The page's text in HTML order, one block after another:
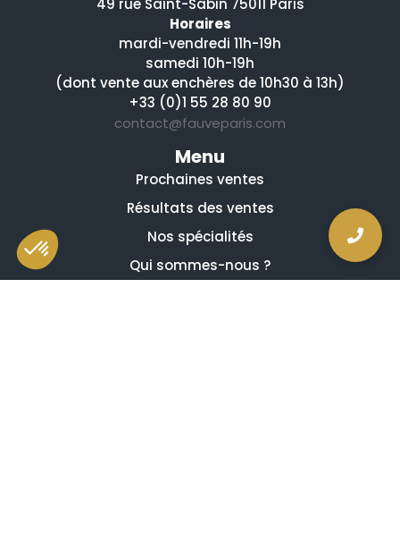
Horaires
mardi-vendredi 11h-19h
samedi 10h-19h
(dont vente aux enchères de 10h30 à 13h)
+33 (0)1 55 28 80 90
contact@fauveparis.com
Menu
Prochaines ventes
Résultats des ventes
Nos spécialités
Qui sommes-nous ?